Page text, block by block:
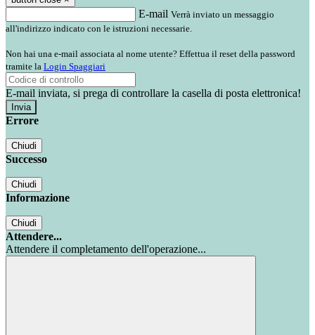
E-mail Verrà inviato un messaggio
all'indirizzo indicato con le istruzioni necessarie.
Non hai una e-mail associata al nome utente? Effettua il reset della password
tramite la Login Spaggiari
E-mail inviata, si prega di controllare la casella di posta elettronica!
Errore
Chiudi
Successo
Chiudi
Informazione
Chiudi
Attendere...
Attendere il completamento dell'operazione...